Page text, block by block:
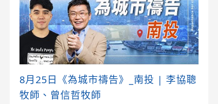
8月25日《為城市禱告》_南投 | 李協聰
牧師、曾信哲牧師